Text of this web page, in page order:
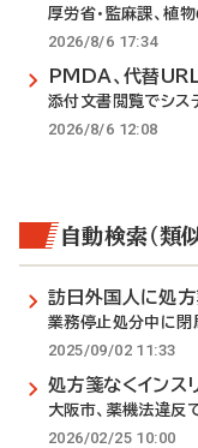
厚労省・監麻課、植
2026/8/6 17:34
PMDA、代替
添付文書閲覧でシス
2026/8/6 12:08
自動検索（類
訪日外国人に処
業務停止処分中に閉
2025/09/02 11:33
処方箋なくインス
大阪市、薬機法違反
2026/02/25 10:00